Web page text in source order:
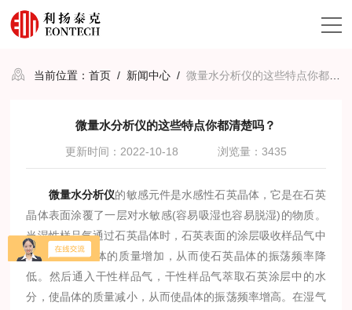
当前位置：首页 / 新闻中心 /微量水分析仪的这些特点你都清楚吗？
微量水分析仪的这些特点你都清楚吗？
更新时间：2022-10-18 浏览量：3435
微量水分析仪的敏感元件是水感性石英晶体，它是在石英
晶体表面涂覆了一层对水敏感(容易吸湿也容易脱湿)的物质。
当湿性样品气通过石英晶体时，石英表面的涂层吸收样品气中
的水分，使晶体的质量增加，从而使石英晶体的振荡频率降
低。然后通入干性样品气，干性样品气萃取石英涂层中的水
分，使晶体的质量减小，从而使晶体的振荡频率增高。在湿气